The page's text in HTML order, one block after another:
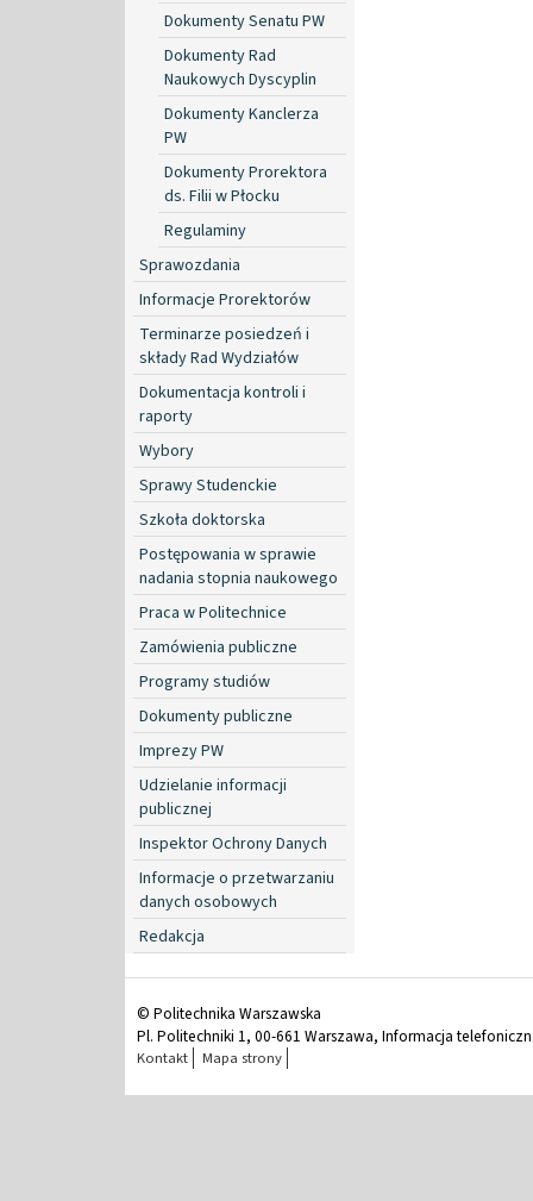
Dokumenty Senatu PW
Dokumenty Rad
Naukowych Dyscyplin
Dokumenty Kanclerza
PW
Dokumenty Prorektora
ds. Filii w Płocku
Regulaminy
Sprawozdania
Informacje Prorektorów
Terminarze posiedzeń i
składy Rad Wydziałów
Dokumentacja kontroli i
raporty
Wybory
Sprawy Studenckie
Szkoła doktorska
Postępowania w sprawie
nadania stopnia naukowego
Praca w Politechnice
Zamówienia publiczne
Programy studiów
Dokumenty publiczne
Imprezy PW
Udzielanie informacji
publicznej
Inspektor Ochrony Danych
Informacje o przetwarzaniu
danych osobowych
Redakcja
© Politechnika Warszawska
Pl. Politechniki 1, 00-661 Warszawa, Informacja
Kontakt Mapa strony